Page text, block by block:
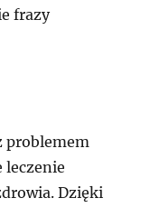
frazy
problemem
leczenie
Dzięki